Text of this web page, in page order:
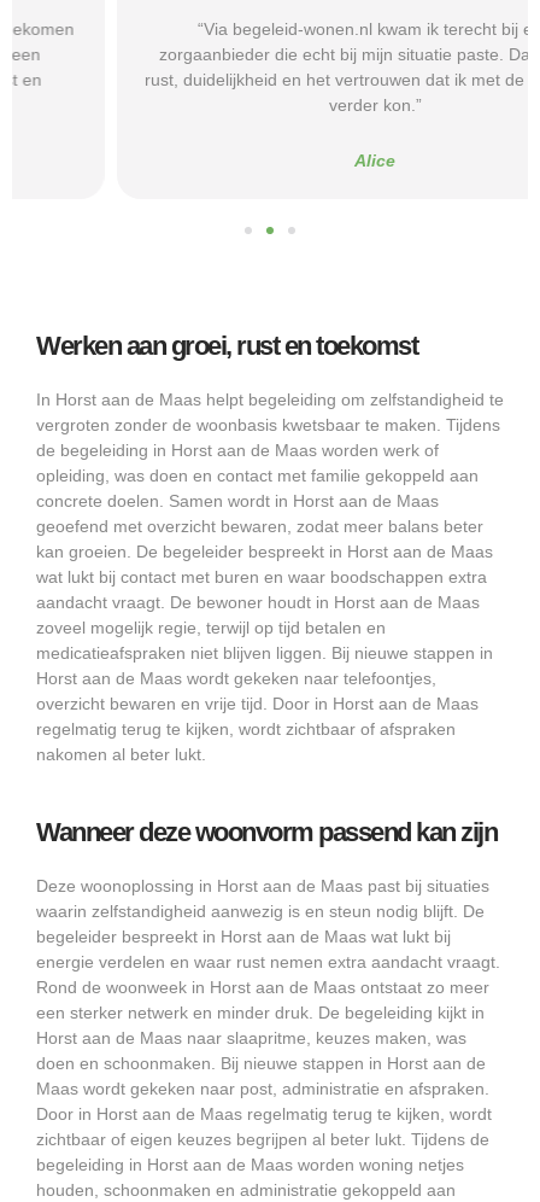
“Via begeleid-wonen.nl kwam ik terecht bij een
zorgaanbieder die echt bij mijn situatie paste. Dat gaf mij
rust, duidelijkheid en het vertrouwen dat ik met de juiste hulp
Werken aan groei, rust en toekomst
In Horst aan de Maas helpt begeleiding om zelfstandigheid te
vergroten zonder de woonbasis kwetsbaar te maken. Tijdens
de begeleiding in Horst aan de Maas worden werk of
opleiding, was doen en contact met familie gekoppeld aan
concrete doelen. Samen wordt in Horst aan de Maas
geoefend met overzicht bewaren, zodat meer balans beter
kan groeien. De begeleider bespreekt in Horst aan de Maas
wat lukt bij contact met buren en waar boodschappen extra
aandacht vraagt. De bewoner houdt in Horst aan de Maas
zoveel mogelijk regie, terwijl op tijd betalen en
medicatieafspraken niet blijven liggen. Bij nieuwe stappen in
Horst aan de Maas wordt gekeken naar telefoontjes,
overzicht bewaren en vrije tijd. Door in Horst aan de Maas
regelmatig terug te kijken, wordt zichtbaar of afspraken
nakomen al beter lukt.
Wanneer deze woonvorm passend kan zijn
Deze woonoplossing in Horst aan de Maas past bij situaties
waarin zelfstandigheid aanwezig is en steun nodig blijft. De
begeleider bespreekt in Horst aan de Maas wat lukt bij
energie verdelen en waar rust nemen extra aandacht vraagt.
Rond de woonweek in Horst aan de Maas ontstaat zo meer
een sterker netwerk en minder druk. De begeleiding kijkt in
Horst aan de Maas naar slaapritme, keuzes maken, was
doen en schoonmaken. Bij nieuwe stappen in Horst aan de
Maas wordt gekeken naar post, administratie en afspraken.
Door in Horst aan de Maas regelmatig terug te kijken, wordt
zichtbaar of eigen keuzes begrijpen al beter lukt. Tijdens de
begeleiding in Horst aan de Maas worden woning netjes
houden, schoonmaken en administratie gekoppeld aan